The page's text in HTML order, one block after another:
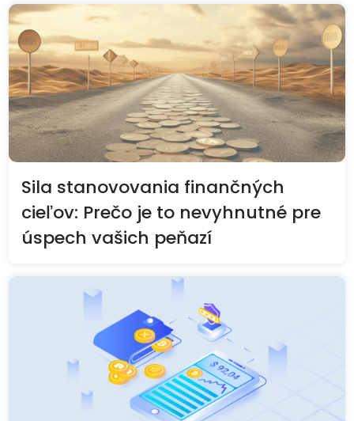
Sila stanovovania finančných
cieľov: Prečo je to nevyhnutné pre
úspech vašich peňazí